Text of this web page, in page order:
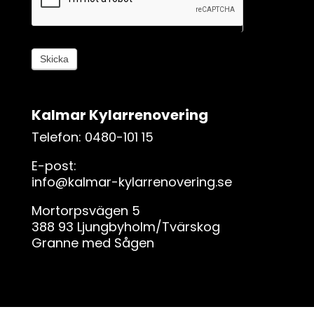
l
ä
a
d
t
h
r
f
ä
t
Skicka
Kalmar Kylarrenovering
Telefon: 0480-101 15
E-post:
info@kalmar-kylarrenovering.se
Mortorpsvägen 5
388 93 Ljungbyholm/Tvärskog
Granne med Sågen